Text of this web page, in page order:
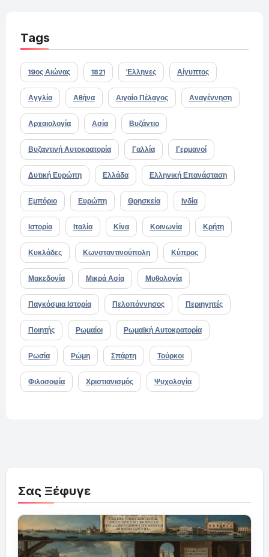
Tags
19ος Αιώνας 1821 Έλληνες Αίγυπτος
Αγγλία Αθήνα Αιγαίο Πέλαγος Αναγέννηση
Αρχαιολογία Ασία Βυζάντιο
Βυζαντινή Αυτοκρατορία Γαλλία Γερμανοί
Δυτική Ευρώπη Ελλάδα Ελληνική Επανάσταση
Εμπόριο Ευρώπη Θρησκεία Ινδία
Ιστορία Ιταλία Κίνα Κοινωνία Κρήτη
Κυκλάδες Κωνσταντινούπολη Κύπρος
Μακεδονία Μικρά Ασία Μυθολογία
Παγκόσμια Ιστορία Πελοπόννησος Περιηγητές
Ποιητής Ρωμαίοι Ρωμαϊκή Αυτοκρατορία
Ρωσία Ρώμη Σπάρτη Τούρκοι
Φιλοσοφία Χριστιανισμός Ψυχολογία
Σας Ξέφυγε